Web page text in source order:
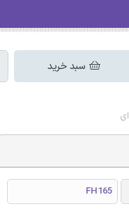
سبد خرید
FH165